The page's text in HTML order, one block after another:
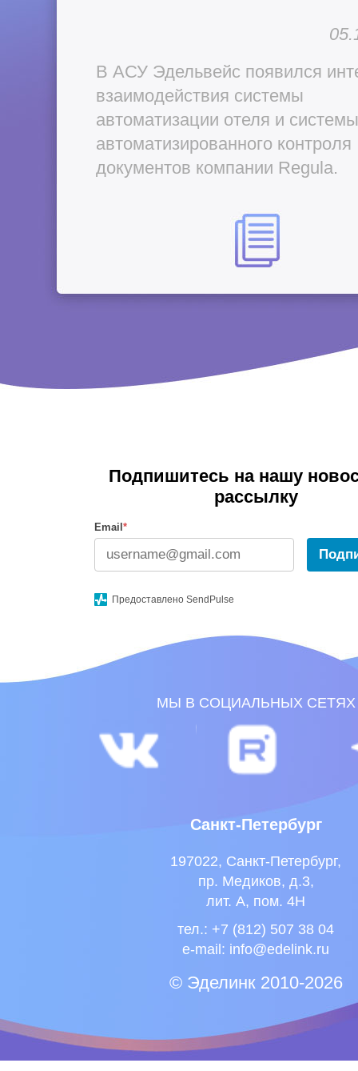
В АСУ Эдельвейс появился
взаимодействия системы
автоматизации отеля и системы
автоматизированного контроля
документов компании Regula.
Подпишитесь на нашу
рассылку
Email *
Предоставлено SendPulse
Санкт-Петербург
197022, Санкт-Петербург,
пр. Медиков, д.3,
лит. А, пом. 4Н
тел.: +7 (812) 507 38 04
e-mail: info@edelink.ru
© Эделинк 2010-2026